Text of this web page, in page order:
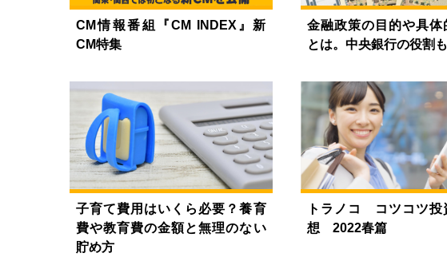
CM情報番組『CM INDEX』新
CM特集
金融政策の目的や具体
とは。中央銀行の役割
子育て費用はいくら必要？養育
費や教育費の金額と無理のない
貯め方
トラノコ コツコツ投
想 2022春篇